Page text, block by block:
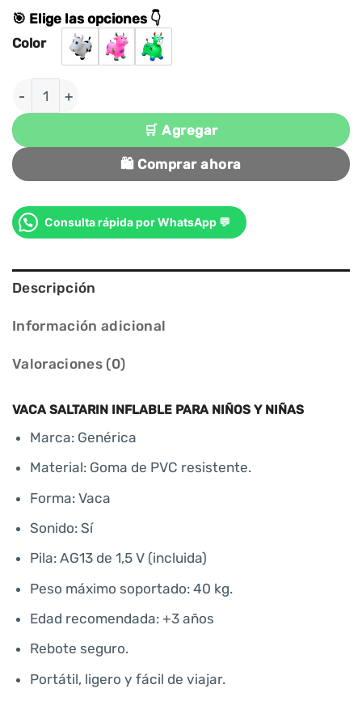
🎯 Elige las opciones 👇
Color
VACA SALTARIN INFLABLE PARA NIÑOS Y NIÑAS
🛒 Agregar
🛍️ Comprar ahora
Consulta rápida por WhatsApp 💬
Descripción
Información adicional
Valoraciones (0)
VACA SALTARIN INFLABLE PARA NIÑOS Y NIÑAS
Marca: Genérica
Material: Goma de PVC resistente.
Forma: Vaca
Sonido: Sí
Pila: AG13 de 1,5 V (incluida)
Peso máximo soportado: 40 kg.
Edad recomendada: +3 años
Rebote seguro.
Portátil, ligero y fácil de viajar.